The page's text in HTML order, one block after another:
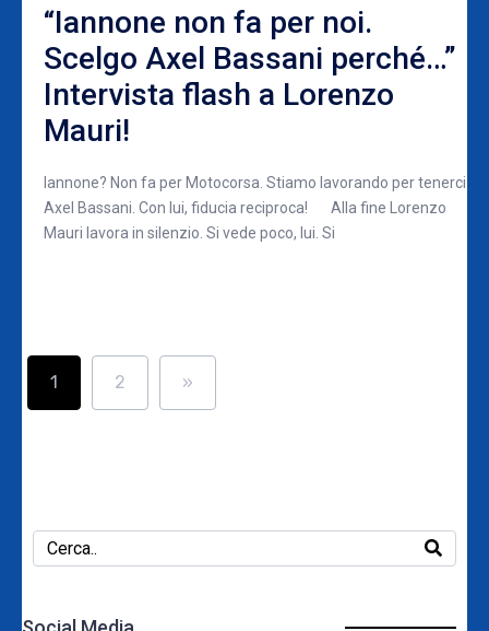
“Iannone non fa per noi.
Scelgo Axel Bassani perché…”
Intervista flash a Lorenzo
Mauri!
Iannone? Non fa per Motocorsa. Stiamo lavorando per tenerci
Axel Bassani. Con lui, fiducia reciproca! Alla fine Lorenzo
Mauri lavora in silenzio. Si vede poco, lui. Si
1 2 »